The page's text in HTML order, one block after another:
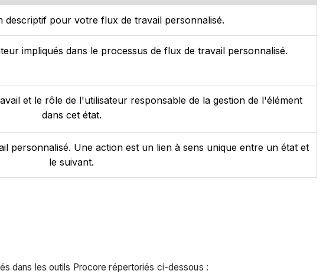
descriptif pour votre flux de travail personnalisé.
impliqués dans le processus de flux de travail personnalisé.
et le rôle de l'utilisateur responsable de la gestion de l'élément
dans cet état.
personnalisé. Une action est un lien à sens unique entre un état et
le suivant.
dans les outils Procore répertoriés ci-dessous :